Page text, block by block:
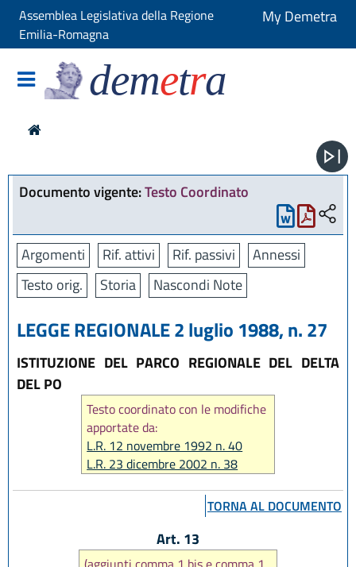
Assemblea Legislativa della Regione
Emilia-Romagna
My Demetra
demetra
Documento vigente:Testo Coordinato
Argomenti Rif. attivi Rif. passivi
Annessi
Testo orig.
Storia Nascondi Note
LEGGE REGIONALE 2 luglio 1988, n. 27
ISTITUZIONE DEL PARCO REGIONALE DEL DELTA
DEL PO
Testo coordinato con le modifiche
apportate da:
L.R. 12 novembre 1992 n. 40
L.R. 23 dicembre 2002 n. 38
L.R. 23 dicembre 2011 n. 24
L.R. 27 dicembre 2017 n. 25
TORNA AL DOCUMENTO
Art. 13